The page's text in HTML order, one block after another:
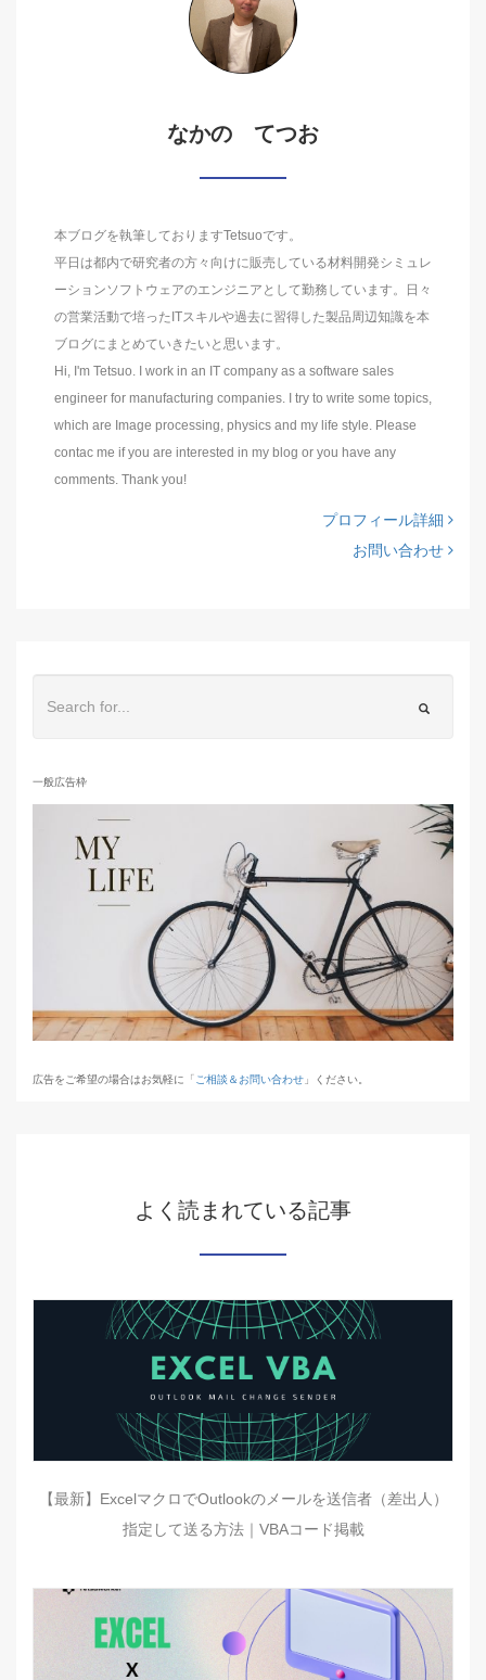
なかの てつお
本ブログを執筆しておりますTetsuoです。
平日は都内で研究者の方々向けに販売している材料開発シミュレ
ーションソフトウェアのエンジニアとして勤務しています。日々
の営業活動で培ったITスキルや過去に習得した製品周辺知識を本
ブログにまとめていきたいと思います。
Hi, I'm Tetsuo. I work in an IT company as a software sales
engineer for manufacturing companies. I try to write some topics,
which are Image processing, physics and my life style. Please
contac me if you are interested in my blog or you have any
comments. Thank you!
プロフィール詳細
お問い合わせ
一般広告枠
広告をご希望の場合はお気軽に「ご相談＆お問い合わせ 」ください。
よく読まれている記事
【最新】ExcelマクロでOutlookのメールを送信者（差出人）
指定して送る方法｜VBAコード掲載